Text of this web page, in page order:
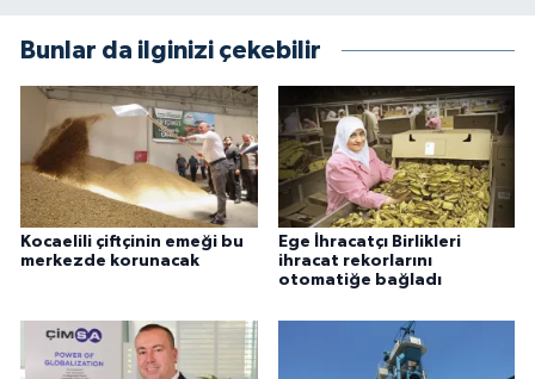
Bunlar da ilginizi çekebilir
Kocaelili çiftçinin emeği bu
merkezde korunacak
Ege İhracatçı Birlikleri
ihracat rekorlarını
otomatiğe bağladı